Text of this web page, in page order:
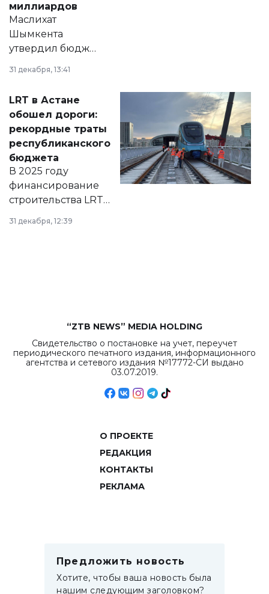
миллиардов
Маслихат
Шымкента
утвердил бюджет
города на 2026–
2028 годы.
документ
появился в базе
нормативных
правовых актов и
на сайте маслихат
города.
31 декабря, 13:41
LRT в Астане
обошел дороги:
рекордные траты
республиканского
бюджета
В 2025 году
финансирование
строительства LRT
в Астане из
республиканского
31 декабря, 12:39
“ZTB NEWS” MEDIA HOLDING
Свидетельство о постановке на учет, переучет
периодического печатного издания, информационного
агентства и сетевого издания №17772-СИ выдано
03.07.2019.
О ПРОЕКТЕ
РЕДАКЦИЯ
КОНТАКТЫ
РЕКЛАМА
Предложить новость
Хотите, чтобы ваша новость была
нашим следующим заголовком?